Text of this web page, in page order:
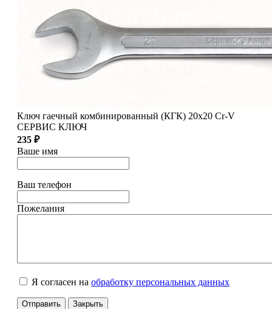
Ключ гаечный комбинированный (КГК) 20х20 Cr-V
СЕРВИС КЛЮЧ
235 ₽
Ваше имя
Ваш телефон
Пожелания
Я согласен на обработку персональных данных
Отправить Закрыть